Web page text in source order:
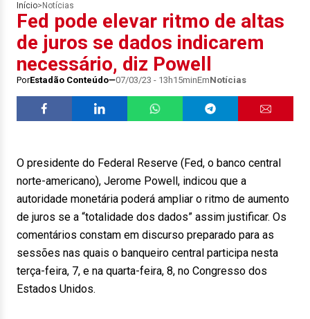
Início> Notícias
Fed pode elevar ritmo de altas
de juros se dados indicarem
necessário, diz Powell
PorEstadão Conteúdo 07/03/23 - 13h15minEmNotícias
O presidente do Federal Reserve (Fed, o banco central
norte-americano), Jerome Powell, indicou que a
autoridade monetária poderá ampliar o ritmo de aumento
de juros se a “totalidade dos dados” assim justificar. Os
comentários constam em discurso preparado para as
sessões nas quais o banqueiro central participa nesta
terça-feira, 7, e na quarta-feira, 8, no Congresso dos
Estados Unidos.